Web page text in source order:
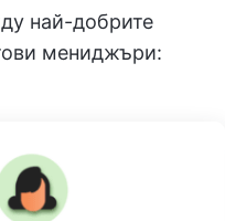
най-добрите
мениджъри: